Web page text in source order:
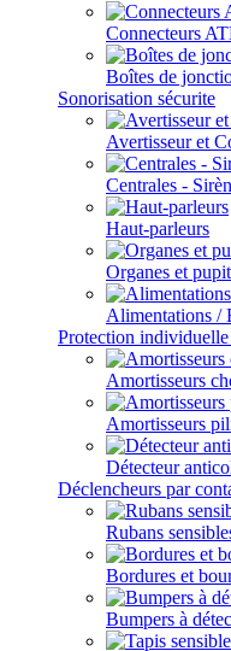
Connecteurs
Boîtes de
Sonorisation sécurite
Avertisseur et
Centrales -
Haut-parleurs
Organes et
Alimentations /
Protection
Amortisseurs
Amortisseurs
Détecteur
Déclencheurs par
Rubans
Bordures et
Bumpers à